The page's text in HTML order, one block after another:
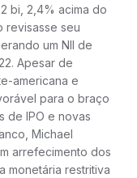
bi, 2,4% acima do
revisasse seu
um NII de
Apesar de
americana e
para o braço
de IPO e novas
Michael
arrefecimento dos
monetária restritiva